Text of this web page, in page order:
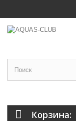
Корзина: